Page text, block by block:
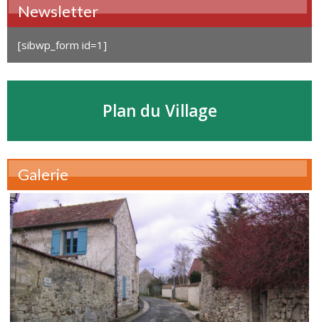
Newsletter
[sibwp_form id=1]
Plan du Village
Galerie